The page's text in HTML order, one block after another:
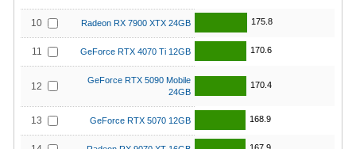
10 Radeon RX 7900 XTX 24GB 175.8
11 GeForce RTX 4070 Ti 12GB 170.6
12
GeForce RTX 5090 Mobile
24GB
170.4
13 GeForce RTX 5070 12GB 168.9